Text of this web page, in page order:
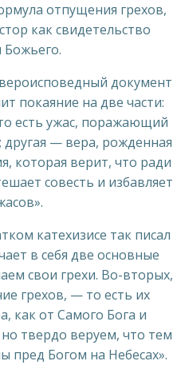
отпущения грехов,
как свидетельство
документ
покаяние на две части:
есть ужас, поражающий
другая — вера, рожденная
которая верит, что ради
совесть и избавляет
катехизисе так писал
в себя две основные
свои грехи. Во-вторых,
грехов, — то есть их
как от Самого Бога и
твердо веруем, что тем
Богом на Небесах».